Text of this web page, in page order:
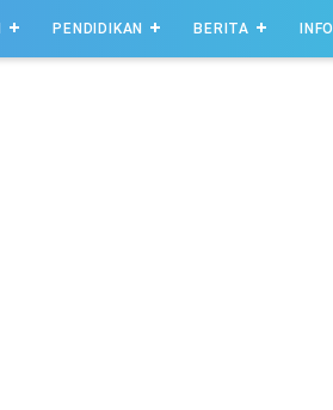
PENDIDIKAN BERITA INFO